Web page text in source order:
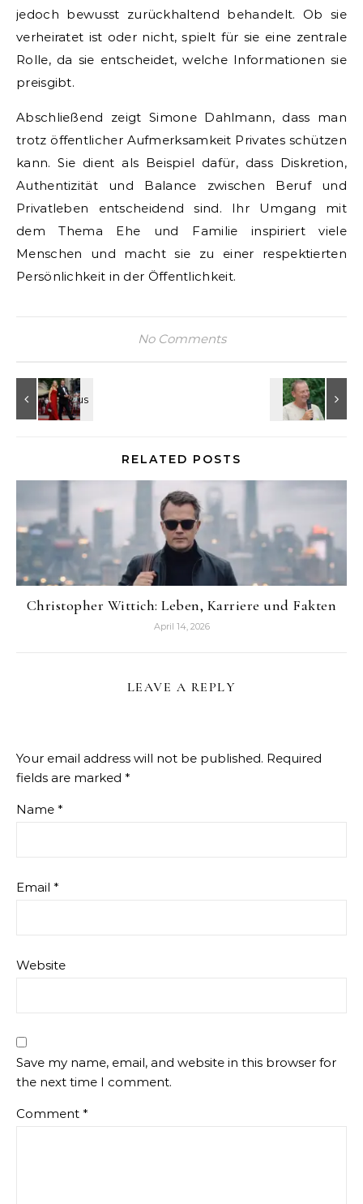
jedoch bewusst zurückhaltend behandelt. Ob sie
verheiratet ist oder nicht, spielt für sie eine zentrale
Rolle, da sie entscheidet, welche Informationen sie
preisgibt.
Abschließend zeigt Simone Dahlmann, dass man
trotz öffentlicher Aufmerksamkeit Privates schützen
kann. Sie dient als Beispiel dafür, dass Diskretion,
Authentizität und Balance zwischen Beruf und
Privatleben entscheidend sind. Ihr Umgang mit
dem Thema Ehe und Familie inspiriert viele
Menschen und macht sie zu einer respektierten
Persönlichkeit in der Öffentlichkeit.
No Comments
RELATED POSTS
Christopher Wittich: Leben, Karriere und Fakten
April 14, 2026
LEAVE A REPLY
Your email address will not be published. Required
fields are marked *
Name *
Email *
Website
Save my name, email, and website in this browser for
the next time I comment.
Comment *